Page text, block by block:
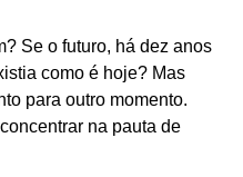
Se o futuro, há dez anos
como é hoje? Mas
para outro momento.
na pauta de